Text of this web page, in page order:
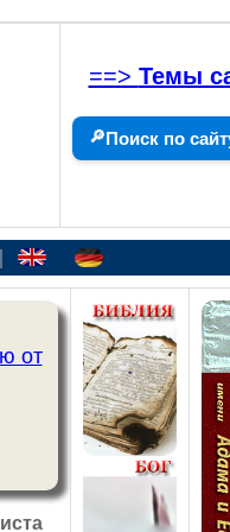
==> Темы
🔎Поиск по
от